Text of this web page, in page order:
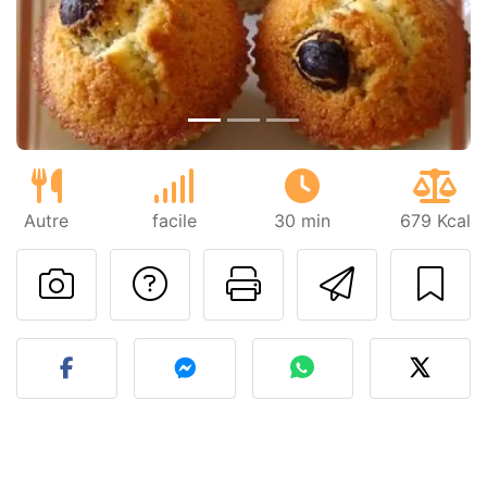
Autre facile 30 min 679 Kcal
Imprimer
Poser une
Publier votre photo de